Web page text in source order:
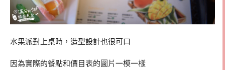
水果派對上桌時，造型設計也很可口
因為實際的餐點和價目表的圖片一模一樣